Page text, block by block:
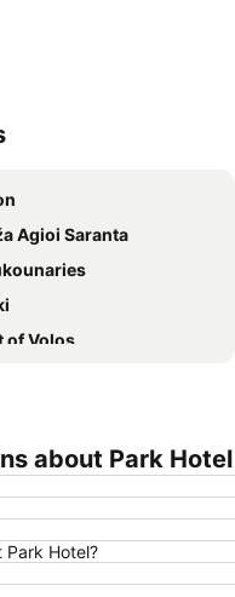
Agioi Saranta
of Volos
του Πηλίου
Nero
about Park Hotel
Hotel?